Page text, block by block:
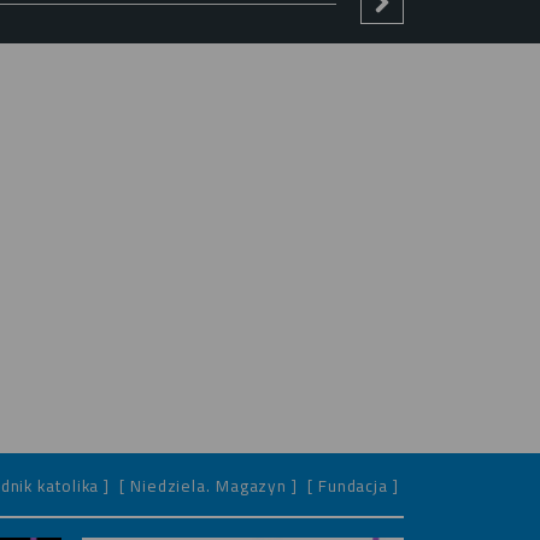
katolika ] [ Niedziela. Magazyn ] [ Fundacja ]